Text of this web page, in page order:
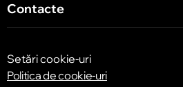
Contacte
Setări cookie-uri
Politica de cookie-uri